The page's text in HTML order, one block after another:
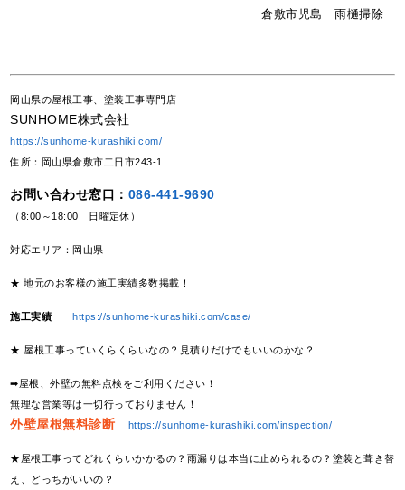
倉敷市児島 雨樋掃除
岡山県の屋根工事、塗装工事専門店
SUNHOME株式会社
https://sunhome-kurashiki.com/
住所：岡山県倉敷市二日市243-1
お問い合わせ窓口： 086-441-9690
（8:00～18:00 日曜定休）
対応エリア：岡山県
★ 地元のお客様の施工実績多数掲載！
施工実績 https://sunhome-kurashiki.com/case/
★ 屋根工事っていくらくらいなの？見積りだけでもいいのかな？
➡屋根、外壁の無料点検をご利用ください！
無理な営業等は一切行っておりません！
外壁屋根無料診断 https://sunhome-kurashiki.com/inspection/
★屋根工事ってどれくらいかかるの？雨漏りは本当に止められるの？塗装と葺き替
え、どっちがいいの？